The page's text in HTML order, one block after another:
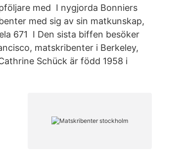
med I nygjorda Bonniers
med sig av sin matkunskap,
671​ I Den sista biffen besöker
matskribenter i Berkeley,
Schück är född 1958 i